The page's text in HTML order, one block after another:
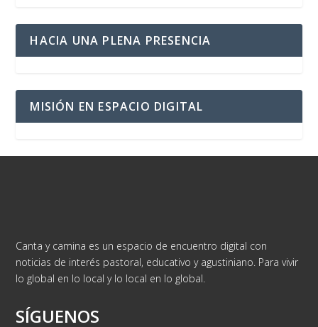
HACIA UNA PLENA PRESENCIA
MISIÓN EN ESPACIO DIGITAL
Canta y camina es un espacio de encuentro digital con
noticias de interés pastoral, educativo y agustiniano. Para vivir
lo global en lo local y lo local en lo global.
SÍGUENOS